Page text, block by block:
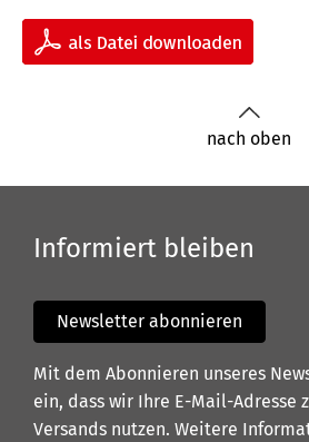
nach oben
Informiert bleiben
Newsletter abonnieren
Mit dem Abonnieren unseres
ein, dass wir Ihre E-Mail-Adresse
Versands nutzen. Weitere